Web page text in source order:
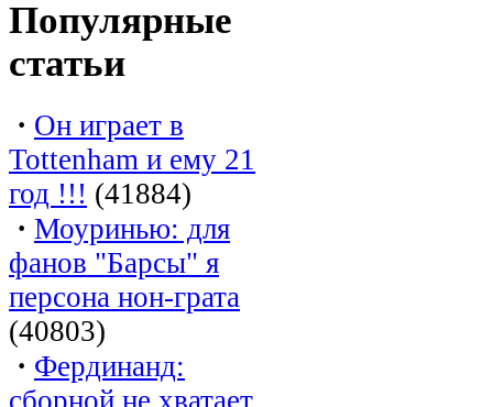
Популярные
статьи
· Он играет в
Tottenham и ему 21
год !!! (41884)
· Моуринью: для
фанов "Барсы" я
персона нон-грата
(40803)
· Фердинанд:
сборной не хватает